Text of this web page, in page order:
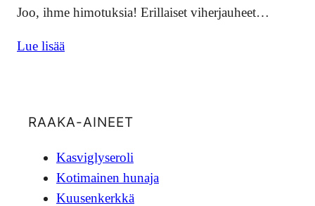
Joo, ihme himotuksia! Erillaiset viherjauheet…
Lue lisää
RAAKA-AINEET
Kasviglyseroli
Kotimainen hunaja
Kuusenkerkkä